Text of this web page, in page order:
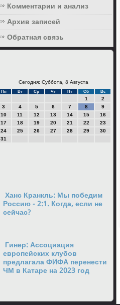
Комментарии и анализ
Архив записей
Обратная связь
Сегодня: Суббота, 8 Августа
Пн Вт Ср Чт Пт Сб Вс
1
2
3
4 5 6 7 8
9
10
11 12 13 14 15
16
17
18 19 20 21 22
23
24
25 26 27 28 29
30
31
Ханс Кранкль: Мы победим
Россию - 2:1. Когда, если не
сейчас?
Гинер: Ассоциация
европейских клубов
предлагала ФИФА перенести
ЧМ в Катаре на 2023 год